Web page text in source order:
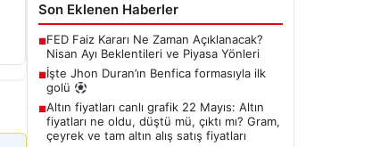
Son Eklenen Haberler
■FED Faiz Kararı Ne Zaman Açıklanacak?
Nisan Ayı Beklentileri ve Piyasa Yönleri
■İşte Jhon Duran’ın Benfica formasıyla ilk
golü
■Altın fiyatları canlı grafik 22 Mayıs: Altın
fiyatları ne oldu, düştü mü, çıktı mı? Gram,
çeyrek ve tam altın alış satış fiyatları